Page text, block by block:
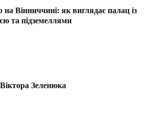
Вінниччині: як виглядає палац із
та підземеллями
Зеленюка